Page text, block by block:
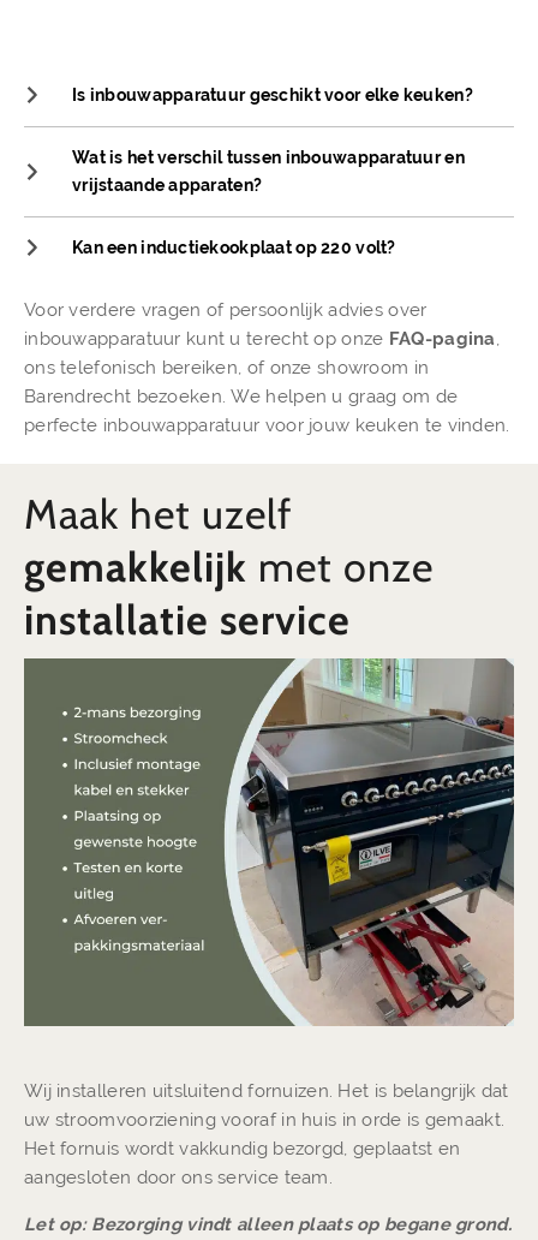
Is inbouwapparatuur geschikt voor elke keuken?
Wat is het verschil tussen inbouwapparatuur en
vrijstaande apparaten?
Kan een inductiekookplaat op 220 volt?
Voor verdere vragen of persoonlijk advies over
inbouwapparatuur kunt u terecht op onze FAQ-pagina
ons telefonisch bereiken, of onze showroom in
Barendrecht bezoeken. We helpen u graag om de
perfecte inbouwapparatuur voor jouw keuken te vinden.
Maak het uzelf
gemakkelijk met onze
installatie service
Wij installeren uitsluitend fornuizen. Het is belangrijk dat
uw stroomvoorziening vooraf in huis in orde is gemaakt.
Het fornuis wordt vakkundig bezorgd, geplaatst en
aangesloten door ons service team.
Let op: Bezorging vindt alleen plaats op begane grond.